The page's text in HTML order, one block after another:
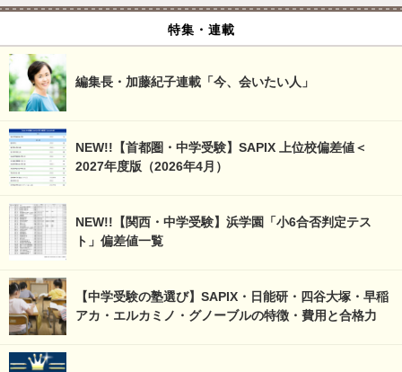
特集・連載
編集長・加藤紀子連載「今、会いたい人」
NEW!!【首都圏・中学受験】SAPIX 上位校偏差値＜
2027年度版（2026年4月）
NEW!!【関西・中学受験】浜学園「小6合否判定テス
ト」偏差値一覧
【中学受験の塾選び】SAPIX・日能研・四谷大塚・早稲
アカ・エルカミノ・グノーブルの特徴・費用と合格力